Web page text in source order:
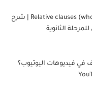
Relative clauses (who, which-that-where) | شرح
الثانوية
في فيديوهات اليوتيوب؟